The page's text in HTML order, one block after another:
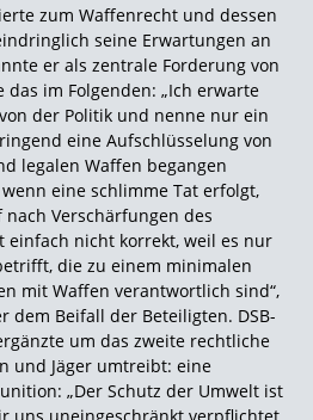
zum Waffenrecht und dessen
seine Erwartungen an
er als zentrale Forderung von
im Folgenden: „Ich erwarte
der Politik und nenne nur ein
eine Aufschlüsselung von
legalen Waffen begangen
eine schlimme Tat erfolgt,
Verschärfungen des
einfach nicht korrekt, weil es nur
die zu einem minimalen
mit Waffen verantwortlich sind“,
dem Beifall der Beteiligten. DSB-
um das zweite rechtliche
und Jäger umtreibt: eine
„Der Schutz der Umwelt ist